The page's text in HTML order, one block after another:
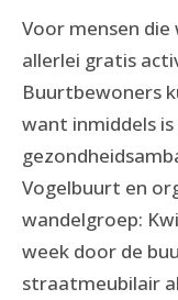
Voor mensen
allerlei gratis
Buurtbewoners
want inmiddels
Vogelbuurt en
wandelgroep:
week door de
straatmeubilair